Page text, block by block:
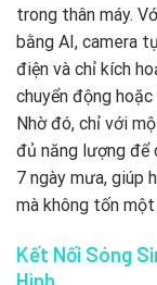
trong thân máy.
bằng AI, camera
điện và chỉ kích
chuyển động
Nhờ đó, chỉ với
đủ năng lượng
7 ngày mưa, giúp
mà không tốn
Kết Nối Sóng